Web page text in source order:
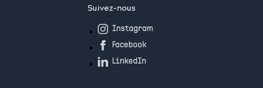
Suivez-nous
Instagram
Facebook
LinkedIn